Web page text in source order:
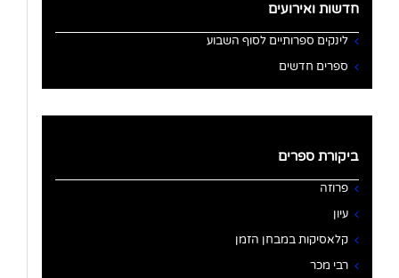
חדשות ואירועים
לינקים ספרותיים לסוף השבוע
ספרים חדשים
ביקורת ספרים
פרוזה
עיון
קלאסיקות במבחן הזמן
רבי מכר